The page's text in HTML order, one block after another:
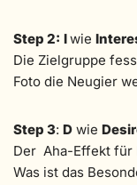
Step 2: Iwie
Die Zielgruppe
Foto die Neugier
Step 3: D wie
Der Aha-Effekt für
Was ist das